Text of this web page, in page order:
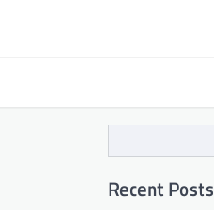
Recent Posts